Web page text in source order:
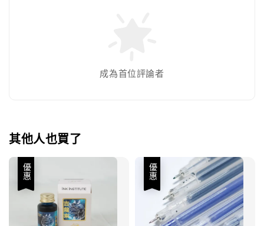
成為首位評論者
其他人也買了
優惠 優惠